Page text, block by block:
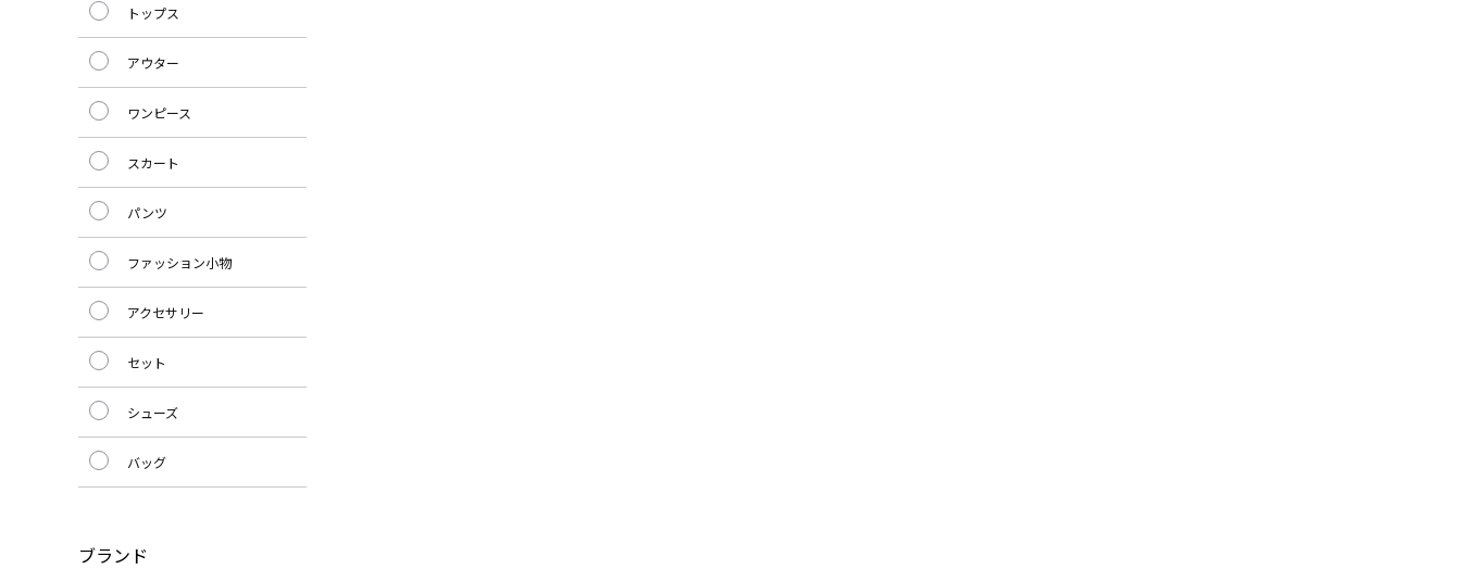
トップス
アウター
ワンピース
スカート
パンツ
ファッション小物
アクセサリー
セット
シューズ
バッグ
ブランド